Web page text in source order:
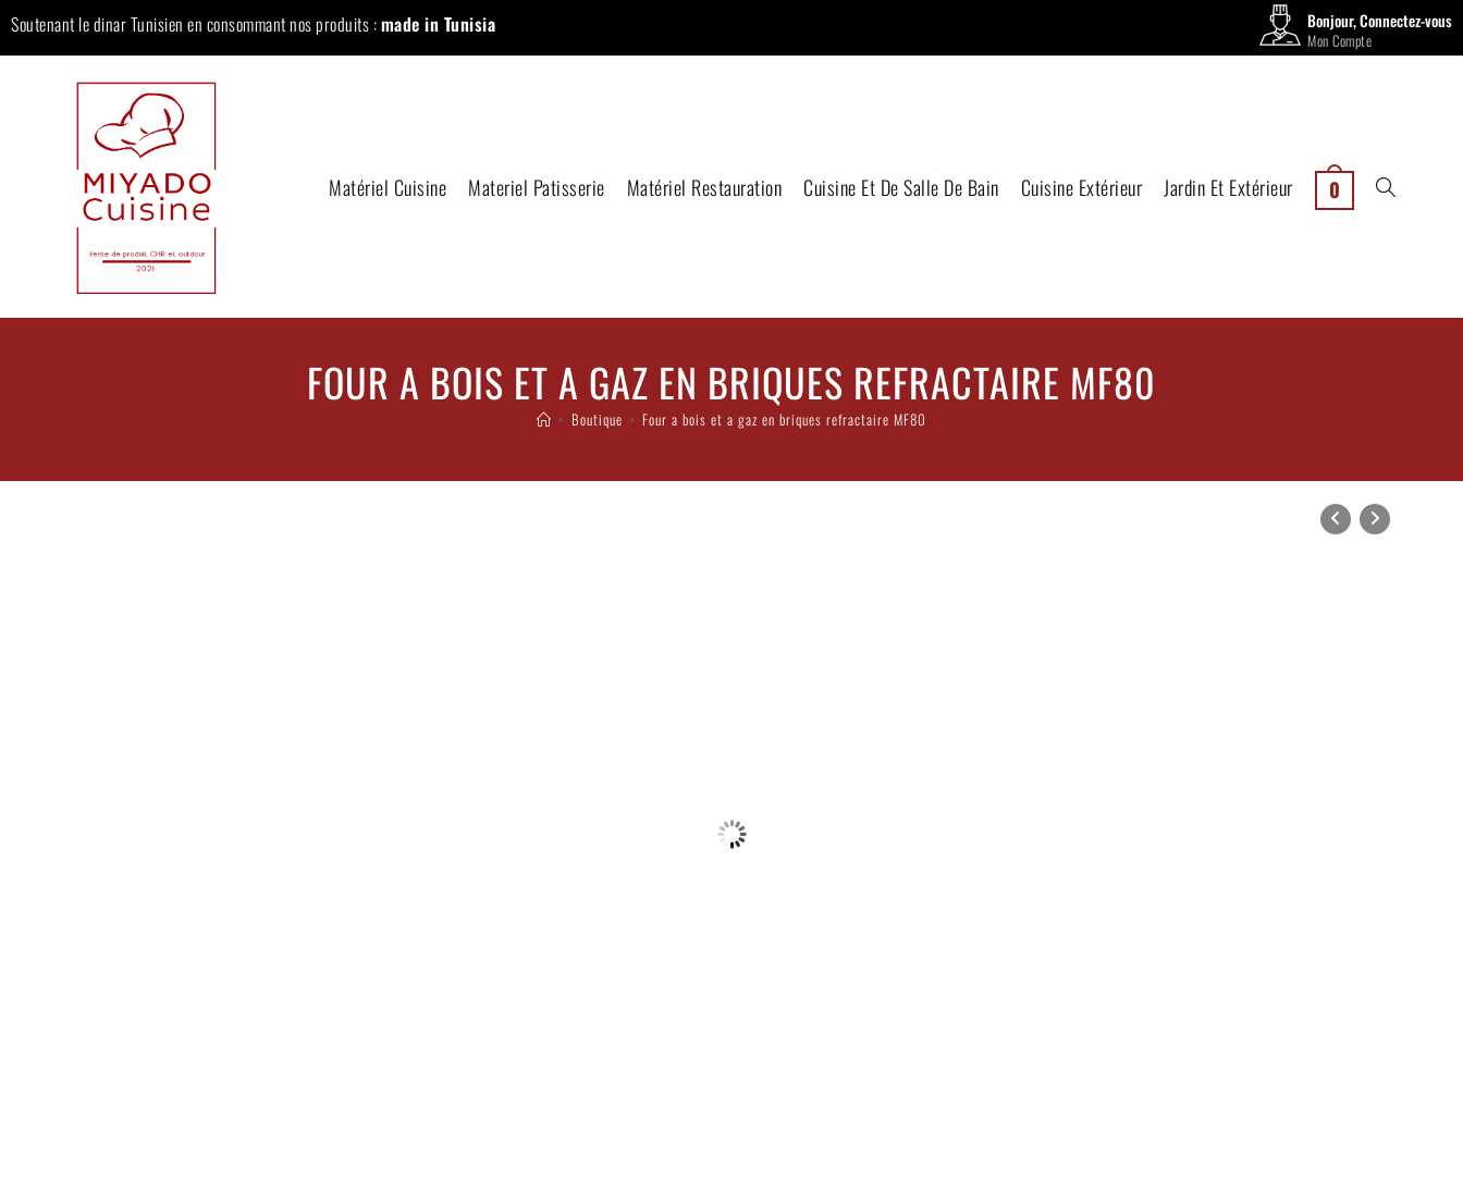
Soutenant le dinar Tunisien en consommant nos produits :made in Tunisia Bonjour, Connectez-vous
Mon Compte
Matériel Cuisine Materiel Patisserie Matériel Restauration Cuisine Et De Salle De Bain Cuisine Extérieur Jardin Et Extérieur 0
FOUR A BOIS ET A GAZ EN BRIQUES REFRACTAIRE MF80
> Boutique > Four a bois et a gaz en briques refractaire MF80